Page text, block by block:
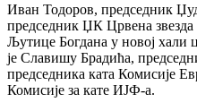
Иван Тодоров, председник
председник ЏК Црвена звезда
Љутице Богдана у новој хали
је Славишу Брадића,
председника ката Комисије
Комисије за кате ИЈФ-а.